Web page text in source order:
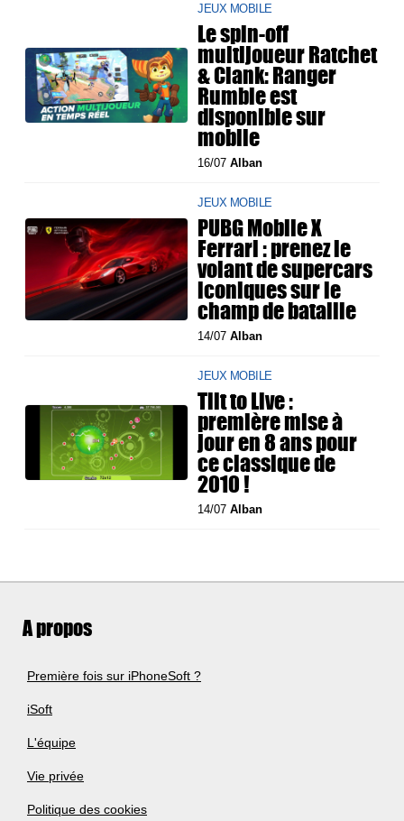
JEUX MOBILE
Le spin-off
multijoueur Ratchet
& Clank: Ranger
Rumble est
disponible sur
mobile
16/07Alban
JEUX MOBILE
PUBG Mobile X
Ferrari : prenez le
volant de supercars
iconiques sur le
champ de bataille
14/07Alban
JEUX MOBILE
Tilt to Live :
première mise à
jour en 8 ans pour
ce classique de
2010 !
14/07Alban
A propos
Première fois sur iPhoneSoft ?
iSoft
L'équipe
Vie privée
Politique des cookies